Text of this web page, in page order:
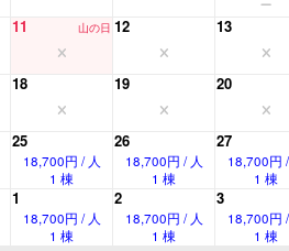
11 山の日 12 13
18 19 20
25
18,700円 / 人
1 棟
26
18,700円 / 人
1 棟
27
18,700円
1 棟
1
18,700円 / 人
1 棟
2
18,700円 / 人
1 棟
3
18,700円
1 棟